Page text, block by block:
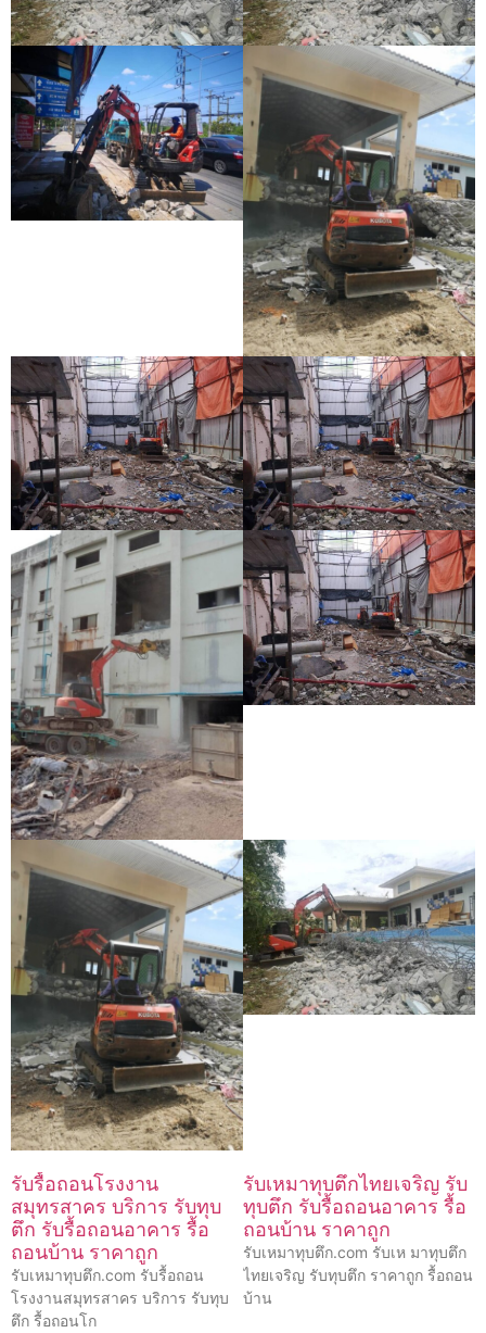
รับรื้อถอนโรงงาน
สมุทรสาคร บริการ รับทุบ
ตึก รับรื้อถอนอาคาร รื้อ
ถอนบ้าน ราคาถูก
รับเหมาทุบตึก.com รับรื้อถอน
โรงงานสมุทรสาคร บริการ รับทุบ
ตึก รื้อถอนโก
รับเหมาทุบตึกไทยเจริญ รับ
ทุบตึก รับรื้อถอนอาคาร รื้อ
ถอนบ้าน ราคาถูก
รับเหมาทุบตึก.com รับเห มาทุบตึก
ไทยเจริญ รับทุบตึก ราคาถูก รื้อถอน
บ้าน